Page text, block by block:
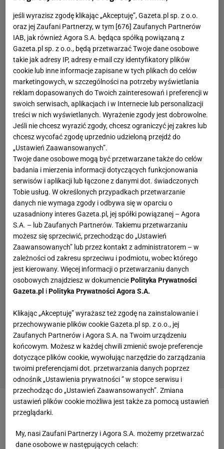
najwięcej bramek w jednym sezonie: 73 (2011/2012).
Messi to jedyny piłkarz w historii, który aż pięciokrotnie, w
tym cztery razy z rzędu w latach 2009-12, został
ogłoszony przez FIFA najlepszym piłkarzem świata. Piątą
statuetkę zgarnął w 2015 roku. Do jego sukcesów
indywidualnych dochodzi wiele osiągnięć drużynowych.
Wraz z Barceloną m.in.: aż ośmiokrotnie był mistrzem
Hiszpanii, a także cztery razy wygrywał Ligę Mistrzów.
Do tego zdobył kilkanaście pucharów (m.in.: 4 puchary
kraju i 7 Superpucharów Hiszpanii). Messi wielokrotnie
deklarował chęć zakończenia kariery w Barcelonie.
Fachowy portal transfermarkt.de wycenia go na 120 mln
euro, ale nawet taka oferta nie przekonałby "Blaugrany"
do sprzedaży swojej gwiazdy.
Reprezentacja
W Argentynie wszyscy porównują go z Diego Armando
Maradoną, największym dotychczasowym, zawodnikiem
w historii reprezentacji. Były gwiazdor Napoli zdobył z nią
w 1982 roku MŚ, a Messiemu ta sztuka się jeszcze nie
sukcesami. Najbliżej tego osiągnięcia był w 2014 roku,
ale w finale mistrzostw świata Argentyna uległa Niemcom
0:1. Messi wygrał jednak złoty medal olimpijski podczas
igrzysk w 2008 roku. Dla kadry rozegrał ponad sto
meczów, w których strzelił ponad 50 bramek.
LIONEL MESSI
Tak FC Barcelona pożegnała ojca Leo
Messiego
jeśli wyrazisz zgodę klikając „Akceptuję”, Gazeta.pl sp. z o.o.
oraz jej Zaufani Partnerzy, w tym [676] Zaufanych Partnerów
IAB, jak również Agora S.A. będąca spółką powiązaną z
Gazeta.pl sp. z o.o., będą przetwarzać Twoje dane osobowe
takie jak adresy IP, adresy e-mail czy identyfikatory plików
cookie lub inne informacje zapisane w tych plikach do celów
marketingowych, w szczególności na potrzeby wyświetlania
reklam dopasowanych do Twoich zainteresowań i preferencji w
swoich serwisach, aplikacjach i w Internecie lub personalizacji
treści w nich wyświetlanych. Wyrażenie zgody jest dobrowolne.
Jeśli nie chcesz wyrazić zgody, chcesz ograniczyć jej zakres lub
chcesz wycofać zgodę uprzednio udzieloną przejdź do
„Ustawień Zaawansowanych”.
Twoje dane osobowe mogą być przetwarzane także do celów
badania i mierzenia informacji dotyczących funkcjonowania
serwisów i aplikacji lub łączone z danymi dot. świadczonych
Tobie usług. W określonych przypadkach przetwarzanie
danych nie wymaga zgody i odbywa się w oparciu o
uzasadniony interes Gazeta.pl, jej spółki powiązanej – Agora
S.A. – lub Zaufanych Partnerów. Takiemu przetwarzaniu
możesz się sprzeciwić, przechodząc do „Ustawień
Zaawansowanych” lub przez kontakt z administratorem – w
zależności od zakresu sprzeciwu i podmiotu, wobec którego
jest kierowany. Więcej informacji o przetwarzaniu danych
osobowych znajdziesz w dokumenciePolityka Prywatności
Gazeta.pl iPolityka Prywatności Agora S.A.
Klikając „Akceptuję” wyrażasz też zgodę na zainstalowanie i
przechowywanie plików cookie Gazeta.pl sp. z o.o., jej
Zaufanych Partnerów i Agora S.A. na Twoim urządzeniu
końcowym. Możesz w każdej chwili zmienić swoje preferencje
dotyczące plików cookie, wywołując narzędzie do zarządzania
twoimi preferencjami dot. przetwarzania danych poprzez
odnośnik „Ustawienia prywatności ” w stopce serwisu i
przechodząc do „Ustawień Zaawansowanych”. Zmiana
ustawień plików cookie możliwa jest także za pomocą ustawień
przeglądarki.
My, nasi Zaufani Partnerzy i Agora S.A. możemy przetwarzać
dane osobowe w następujących celach: